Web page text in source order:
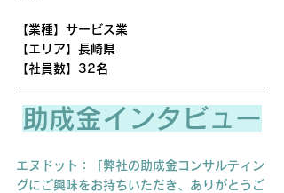
【業種】サービス業
【エリア】長崎県
【社員数】32名
助成金インタビュー
エヌドット：「弊社の助成金コンサルティン
グにご興味をお持ちいただき、ありがとうご